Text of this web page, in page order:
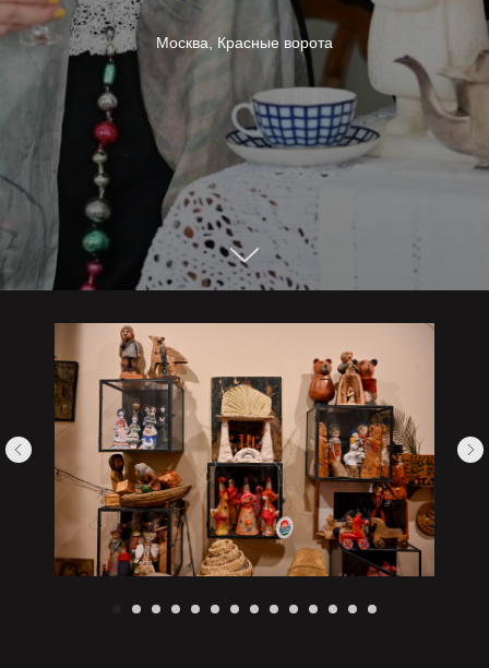
Москва, Красные ворота